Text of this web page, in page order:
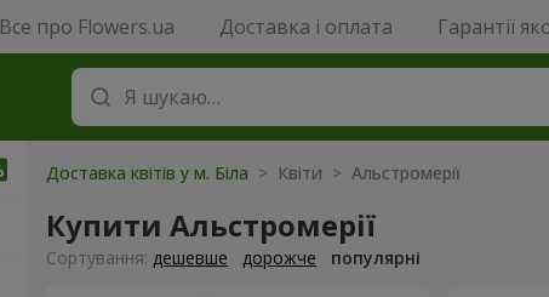
Все про Flowers.ua Доставка і оплата Гарантії
Доставка квітів у м. Біла > Квіти > Альстромерії
Купити Альстромерії
Сортування: дешевше дорожче популярні